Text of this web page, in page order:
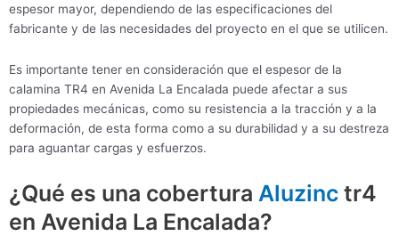
espesor mayor, dependiendo de las especificaciones del
fabricante y de las necesidades del proyecto en el que se utilicen.
Es importante tener en consideración que el espesor de la
calamina TR4 en Avenida La Encalada puede afectar a sus
propiedades mecánicas, como su resistencia a la tracción y a la
deformación, de esta forma como a su durabilidad y a su destreza
para aguantar cargas y esfuerzos.
¿Qué es una cobertura Aluzinc tr4
en Avenida La Encalada?